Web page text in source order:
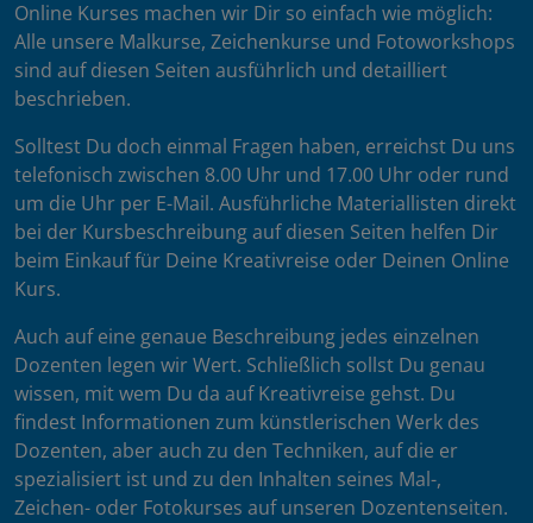
Online Kurses machen wir Dir so einfach wie möglich:
Alle unsere Malkurse, Zeichenkurse und Fotoworkshops
sind auf diesen Seiten ausführlich und detailliert
beschrieben.
Solltest Du doch einmal Fragen haben, erreichst Du uns
telefonisch zwischen 8.00 Uhr und 17.00 Uhr oder rund
um die Uhr per E-Mail. Ausführliche Materiallisten direkt
bei der Kursbeschreibung auf diesen Seiten helfen Dir
beim Einkauf für Deine Kreativreise oder Deinen Online
Kurs.
Auch auf eine genaue Beschreibung jedes einzelnen
Dozenten legen wir Wert. Schließlich sollst Du genau
wissen, mit wem Du da auf Kreativreise gehst. Du
findest Informationen zum künstlerischen Werk des
Dozenten, aber auch zu den Techniken, auf die er
spezialisiert ist und zu den Inhalten seines Mal-,
Zeichen- oder Fotokurses auf unseren Dozentenseiten.